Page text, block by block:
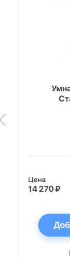
Цена
14 270 ₽